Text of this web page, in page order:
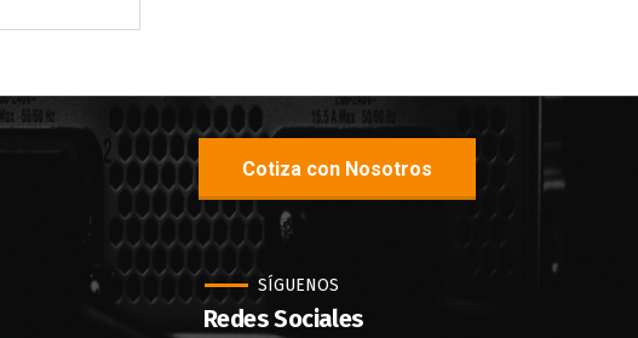
Cotiza con Nosotros
SÍGUENOS
Redes Sociales